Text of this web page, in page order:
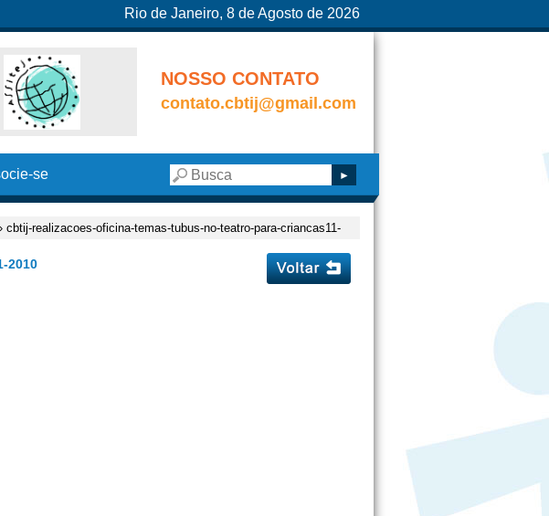
Rio de Janeiro, 8 de Agosto de 2026
NOSSO CONTATO
contato.cbtij@gmail.com
se
cbtij-realizacoes-oficina-temas-tubus-no-teatro-para-criancas11-
2010